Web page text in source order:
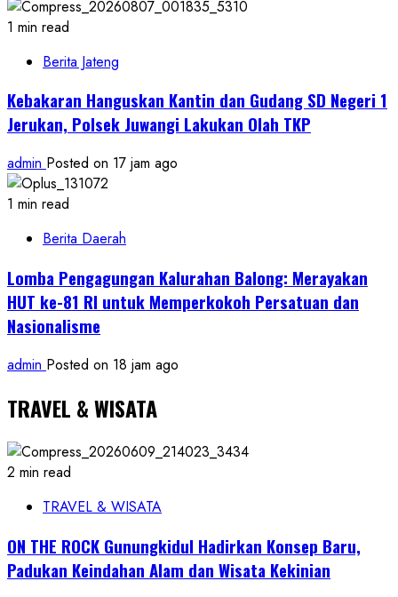
1 min read
Berita Jateng
Kebakaran Hanguskan Kantin dan Gudang SD Negeri 1
Jerukan, Polsek Juwangi Lakukan Olah TKP
admin Posted on 17 jam ago
1 min read
Berita Daerah
Lomba Pengagungan Kalurahan Balong: Merayakan
HUT ke-81 RI untuk Memperkokoh Persatuan dan
Nasionalisme
admin Posted on 18 jam ago
TRAVEL & WISATA
2 min read
TRAVEL & WISATA
ON THE ROCK Gunungkidul Hadirkan Konsep Baru,
Padukan Keindahan Alam dan Wisata Kekinian